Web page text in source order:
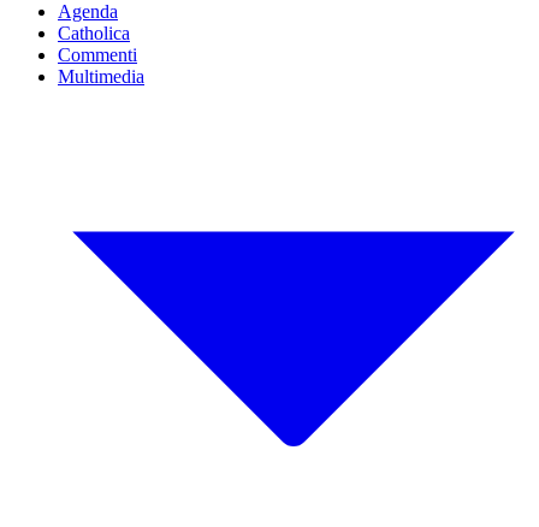
Agenda
Catholica
Commenti
Multimedia